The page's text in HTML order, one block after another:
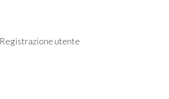
Registrazione utente